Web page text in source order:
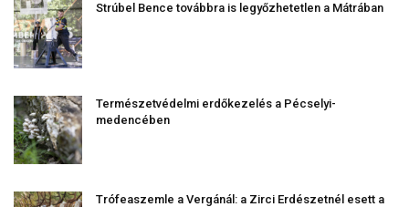
Strúbel Bence továbbra is legyőzhetetlen a Mátrában
Természetvédelmi erdőkezelés a Pécselyi-
medencében
Trófeaszemle a Vergánál: a Zirci Erdészetnél esett a